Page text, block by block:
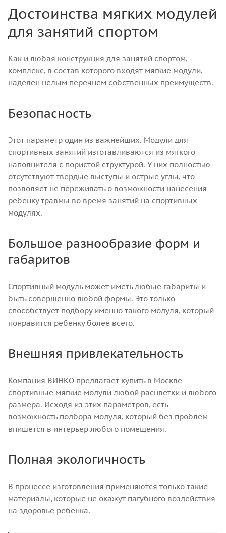
Достоинства мягких модулей
для занятий спортом
Как и любая конструкция для занятий спортом,
комплекс, в состав которого входят мягкие модули,
наделен целым перечнем собственных преимуществ.
Безопасность
Этот параметр один из важнейших. Модули для
спортивных занятий изготавливаются из мягкого
наполнителя с пористой структурой. У них полностью
отсутствуют твердые выступы и острые углы, что
позволяет не переживать о возможности нанесения
ребенку травмы во время занятий на спортивных
модулях.
Большое разнообразие форм и
габаритов
Спортивный модуль может иметь любые габариты и
быть совершенно любой формы. Это только
способствует подбору именно такого модуля, который
понравится ребенку более всего.
Внешняя привлекательность
Компания ВИНКО предлагает купить в Москве
спортивные мягкие модули любой расцветки и любого
размера. Исходя из этих параметров, есть
возможность подбора модуля, который без проблем
впишется в интерьер любого помещения.
Полная экологичность
В процессе изготовления применяются только такие
материалы, которые не окажут пагубного воздействия
на здоровье ребенка.